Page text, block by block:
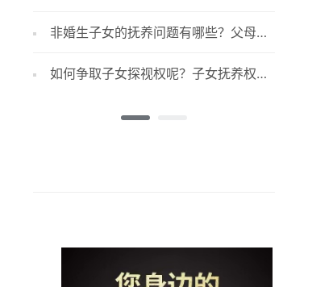
的？子女抚养费协商不定怎么办？
非婚生子女的抚养问题有哪些？父母不
履行抚养义务的后果有哪些？
如何争取子女探视权呢？子女抚养权的
规定具体包括什么？